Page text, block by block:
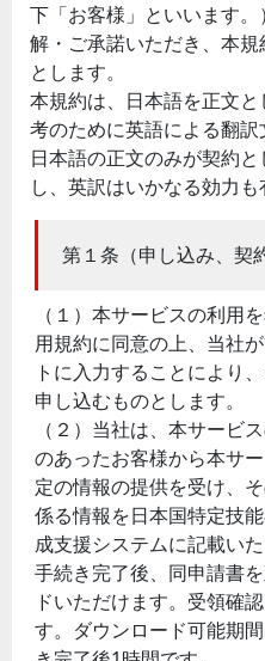
下「お客様」といいます
解・ご承諾いただき、本
とします。
本規約は、日本語を正文
考のために英語による翻訳
日本語の正文のみが契約
し、英訳はいかなる効力も
第１条（申し込み、契
（１）本サービスの利用
用規約に同意の上、当社
トに入力することにより
申し込むものとします。
（２）当社は、本サービ
のあったお客様から本サ
定の情報の提供を受け、
係る情報を日本国特定技
成支援システムに記載い
手続き完了後、同申請書
ドいただけます。受領確
す。ダウンロード可能期